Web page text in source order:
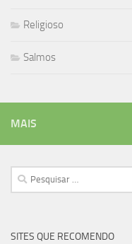
Religioso
Salmos
MAIS
Pesquisar
por:
SITES QUE RECOMENDO